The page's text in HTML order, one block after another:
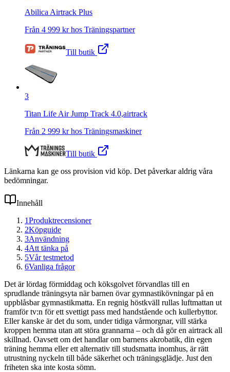
Abilica Airtrack Plus
Från 4 999 kr hos Träningspartner
Till butik
3
Titan Life Air Jump Track 4.0,airtrack
Från 2 999 kr hos Träningsmaskiner
Till butik
Länkarna kan ge oss provision vid köp. Det påverkar aldrig våra
bedömningar.
Innehåll
1Produktrecensioner
2Köpguide
3Användning
4Att tänka på
5Vår testmetod
6Vanliga frågor
Det är lördag förmiddag och köksgolvet förvandlas till en
sprudlande träningsyta när barnen övar gymnastikövningar på en
uppblåsbar gymnastikmatta. En regnig höstkväll rullas luftmattan ut
framför tv:n för ett svettigt pass med handstående och kullerbyttor.
Eller kanske är det du som, under tidiga vårmorgnar, vill stärka
kroppen hemma utan att störa grannarna – och då gör en airtrack all
skillnad. Oavsett om det handlar om barnens akrobatik, din egen
träning hemma eller ett alternativ till studsmatta inomhus, är rätt
utrustning nyckeln till både säkerhet och träningsglädje. Just den
friheten ska inte kosta sömn.